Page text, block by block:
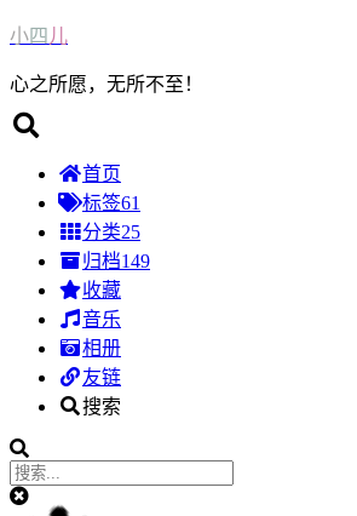
小四 儿
心之所愿，无所不至！
首页
标签61
分类25
归档149
收藏
音乐
相册
友链
搜索